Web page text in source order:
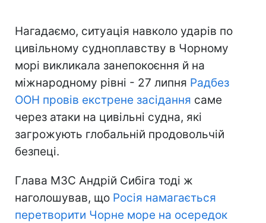
Нагадаємо, ситуація навколо ударів по
цивільному судноплавству в Чорному
морі викликала занепокоєння й на
міжнародному рівні - 27 липня Радбез
ООН провів екстрене засідання саме
через атаки на цивільні судна, які
загрожують глобальній продовольчій
безпеці.
Глава МЗС Андрій Сибіга тоді ж
наголошував, що Росія намагається
перетворити Чорне море на осередок